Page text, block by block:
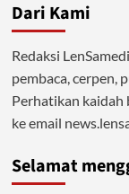
Dari Kami
Redaksi
pembaca, cerpen,
Perhatikan kaidah
ke email
Selamat